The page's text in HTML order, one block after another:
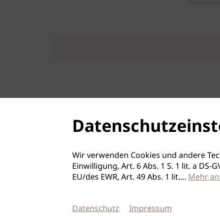
Wir verwenden Cookies und andere
Einwilligung, Art. 6 Abs. 1 S. 1 lit. a
EU/des EWR, Art. 49 Abs. 1 lit.... Mehr
Datenschutz Impressum